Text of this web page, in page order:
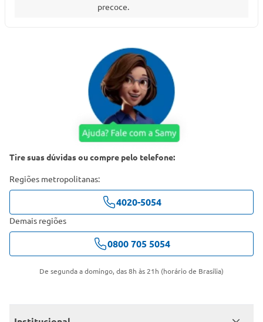
precoce.
Tire suas dúvidas ou compre pelo telefone:
Regiões metropolitanas:
4020-5054
Demais regiões
0800 705 5054
De segunda a domingo, das 8h às 21h (horário de Brasília)